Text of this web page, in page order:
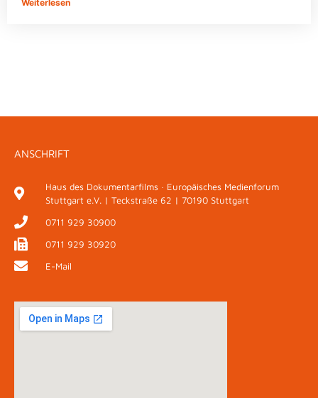
Weiterlesen
ANSCHRIFT
Haus des Dokumentarfilms · Europäisches Medienforum
Stuttgart e.V. | Teckstraße 62 | 70190 Stuttgart
0711 929 30900
0711 929 30920
E-Mail